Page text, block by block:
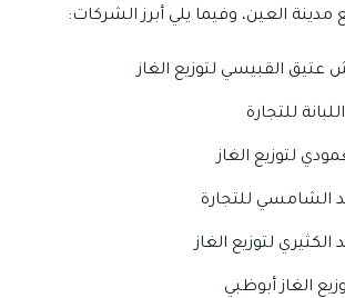
العين، وفيما يلي أبرز الشركات:
القبيسي لتوزيع الغاز
للتجارة
لتوزيع الغاز
للتجارة
لتوزيع الغاز
الغاز أبوظبي